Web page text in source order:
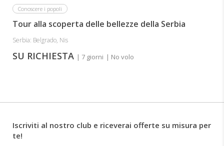
Conoscere i popoli
Tour alla scoperta delle bellezze della Serbia
Serbia: Belgrado, Nis
SU RICHIESTA | 7 giorni | No volo
Iscriviti al nostro club e riceverai offerte su misura per
te!